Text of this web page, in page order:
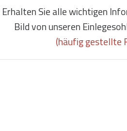
Erhalten Sie alle wichtigen
Bild von unseren
(häufig gestellte